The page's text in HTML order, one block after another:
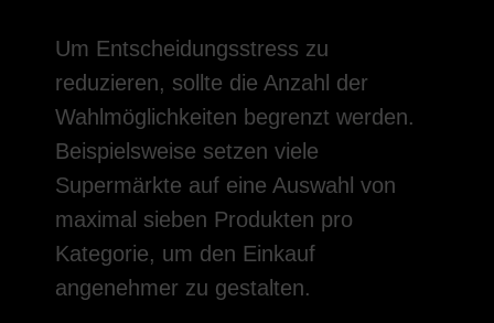
Um Entscheidungsstress zu
reduzieren, sollte die Anzahl der
Wahlmöglichkeiten begrenzt werden.
Beispielsweise setzen viele
Supermärkte auf eine Auswahl von
maximal sieben Produkten pro
Kategorie, um den Einkauf
angenehmer zu gestalten.